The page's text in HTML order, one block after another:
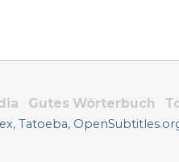
Gutes Wörterbuch
,Tatoeba,